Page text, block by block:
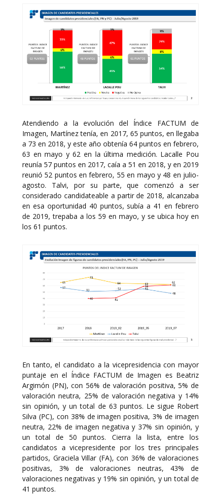
Atendiendo a la evolución del Índice FACTUM de
Imagen, Martínez tenía, en 2017, 65 puntos, en llegaba
a 73 en 2018, y este año obtenía 64 puntos en febrero,
63 en mayo y 62 en la última medición. Lacalle Pou
reunía 57 puntos en 2017, caía a 51 en 2018, y en 2019
reunió 52 puntos en febrero, 55 en mayo y 48 en julio-
agosto. Talvi, por su parte, que comenzó a ser
considerado candidateable a partir de 2018, alcanzaba
en esa oportunidad 40 puntos, subía a 41 en febrero
de 2019, trepaba a los 59 en mayo, y se ubica hoy en
los 61 puntos.
En tanto, el candidato a la vicepresidencia con mayor
puntaje en el Índice FACTUM de Imagen es Beatriz
Argimón (PN), con 56% de valoración positiva, 5% de
valoración neutra, 25% de valoración negativa y 14%
sin opinión, y un total de 63 puntos. Le sigue Robert
Silva (PC), con 38% de imagen positiva, 3% de imagen
neutra, 22% de imagen negativa y 37% sin opinión, y
un total de 50 puntos. Cierra la lista, entre los
candidatos a vicepresidente por los tres principales
partidos, Graciela Villar (FA), con 36% de valoraciones
positivas, 3% de valoraciones neutras, 43% de
valoraciones negativas y 19% sin opinión, y un total de
41 puntos.